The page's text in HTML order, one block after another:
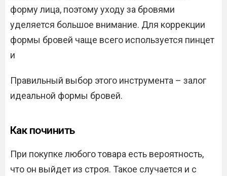
форму лица, поэтому уходу за бровями
уделяется большое внимание. Для коррекции
формы бровей чаще всего используется пинцет
и
Правильный выбор этого инструмента – залог
идеальной формы бровей.
Как починить
При покупке любого товара есть вероятность,
что он выйдет из строя. Такое случается и с